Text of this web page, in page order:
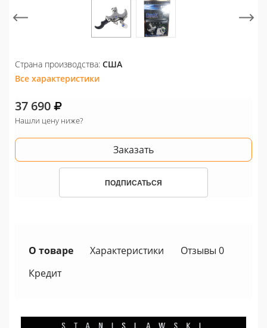
Страна производства: США
Все характеристики
37 690
Нашли цену ниже?
Заказать
ПОДПИСАТЬСЯ
О товаре Характеристики
Отзывы 0
Кредит